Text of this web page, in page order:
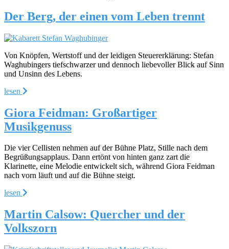
Der Berg, der einen vom Leben trennt
Von Knöpfen, Wertstoff und der leidigen Steuererklärung: Stefan
Waghubingers tiefschwarzer und dennoch liebevoller Blick auf Sinn
und Unsinn des Lebens.
lesen
Giora Feidman: Großartiger
Musikgenuss
Die vier Cellisten nehmen auf der Bühne Platz, Stille nach dem
Begrüßungsapplaus. Dann ertönt von hinten ganz zart die
Klarinette, eine Melodie entwickelt sich, während Giora Feidman
nach vorn läuft und auf die Bühne steigt.
lesen
Martin Calsow: Quercher und der
Volkszorn